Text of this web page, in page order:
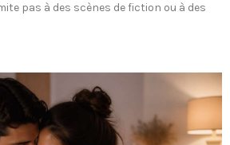
pas à des scènes de fiction ou à des